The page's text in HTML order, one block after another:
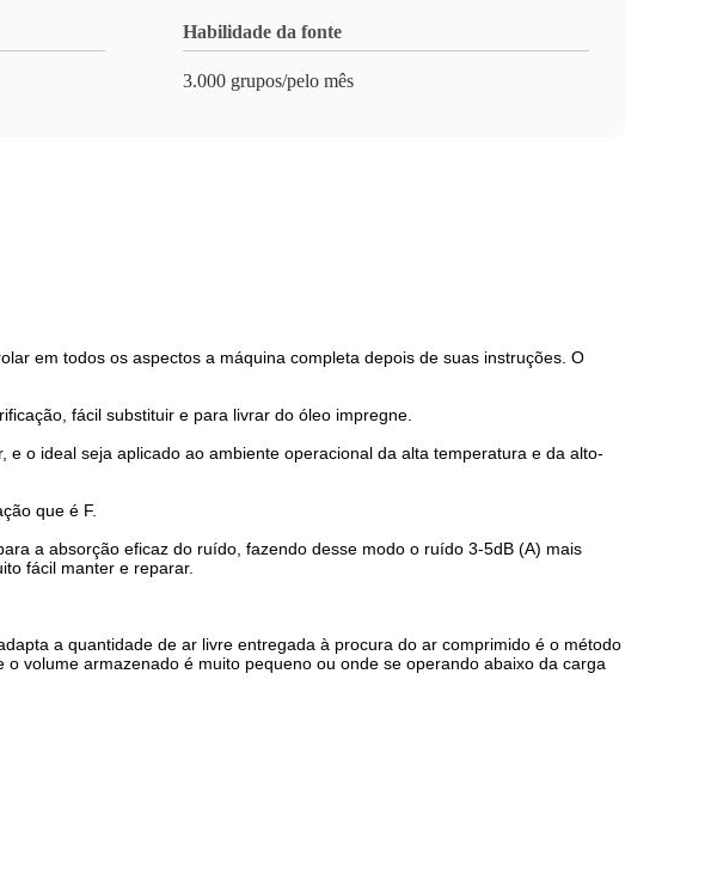
Habilidade da fonte
3.000 grupos/pelo mês
em todos os aspectos a máquina completa depois de suas instruções. O
fácil substituir e para livrar do óleo impregne.
o ideal seja aplicado ao ambiente operacional da alta temperatura e da alto-
que é F.
a absorção eficaz do ruído, fazendo desse modo o ruído 3-5dB (A) mais
fácil manter e reparar.
a quantidade de ar livre entregada à procura do ar comprimido é o método
volume armazenado é muito pequeno ou onde se operando abaixo da carga